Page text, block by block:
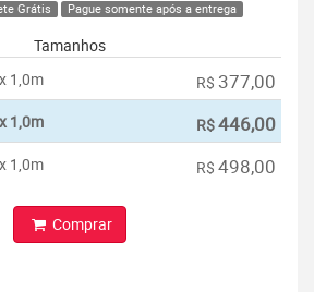
Grátis Pague somente após a entrega
Tamanhos
1,0m
R$ 377,00
1,0m R$446,00
1,0m R$ 498,00
Comprar